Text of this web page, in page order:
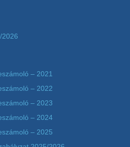
2026
– 2021
– 2022
– 2023
– 2024
– 2025